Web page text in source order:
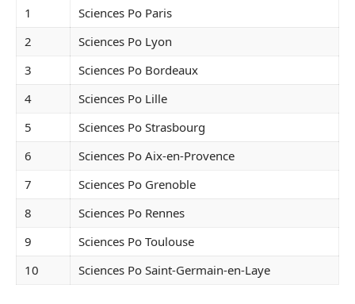
1
Sciences Po Paris
2
Sciences Po Lyon
3
Sciences Po Bordeaux
4
Sciences Po Lille
5
Sciences Po Strasbourg
6
Sciences Po Aix-en-Provence
7
Sciences Po Grenoble
8
Sciences Po Rennes
9
Sciences Po Toulouse
10
Sciences Po Saint-Germain-en-Laye